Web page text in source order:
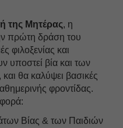
της Μητέρας, η
πρώτη δράση του
φιλοξενίας και
υποστεί βία και των
θα καλύψει βασικές
φροντίδας.
Βίας & των Παιδιών